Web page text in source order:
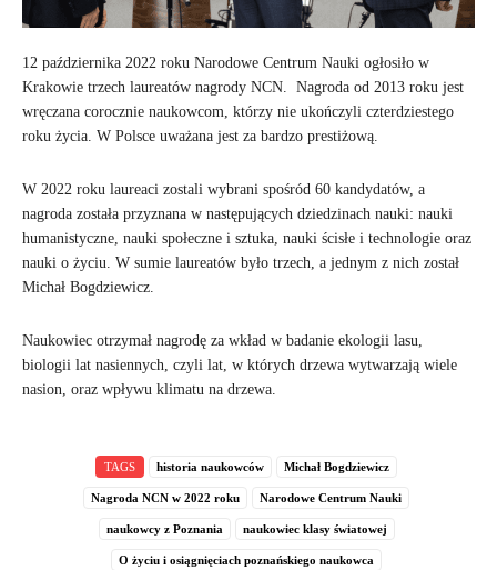
12 października 2022 roku Narodowe Centrum Nauki ogłosiło w
Krakowie trzech laureatów nagrody NCN. Nagroda od 2013 roku jest
wręczana corocznie naukowcom, którzy nie ukończyli czterdziestego
roku życia. W Polsce uważana jest za bardzo prestiżową.
W 2022 roku laureaci zostali wybrani spośród 60 kandydatów, a
nagroda została przyznana w następujących dziedzinach nauki: nauki
humanistyczne, nauki społeczne i sztuka, nauki ścisłe i technologie oraz
nauki o życiu. W sumie laureatów było trzech, a jednym z nich został
Michał Bogdziewicz.
Naukowiec otrzymał nagrodę za wkład w badanie ekologii lasu,
biologii lat nasiennych, czyli lat, w których drzewa wytwarzają wiele
nasion, oraz wpływu klimatu na drzewa.
TAGS historia naukowców Michał Bogdziewicz
Nagroda NCN w 2022 roku Narodowe Centrum Nauki
naukowcy z Poznania naukowiec klasy światowej
O życiu i osiągnięciach poznańskiego naukowca